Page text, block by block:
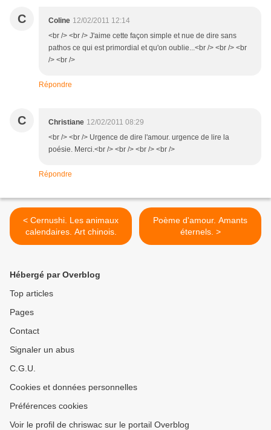
C Coline 12/02/2011 12:14
<br /> <br /> J'aime cette façon simple et nue de dire sans
pathos ce qui est primordial et qu'on oublie...<br /> <br /> <br
/> <br />
Répondre
C Christiane 12/02/2011 08:29
<br /> <br /> Urgence de dire l'amour. urgence de lire la
poésie. Merci.<br /> <br /> <br /> <br />
Répondre
< Cernushi. Les animaux
calendaires. Art chinois.
Poème d'amour. Amants
éternels. >
Hébergé par Overblog
Top articles
Pages
Contact
Signaler un abus
C.G.U.
Cookies et données personnelles
Préférences cookies
Voir le profil de chriswac sur le portail Overblog